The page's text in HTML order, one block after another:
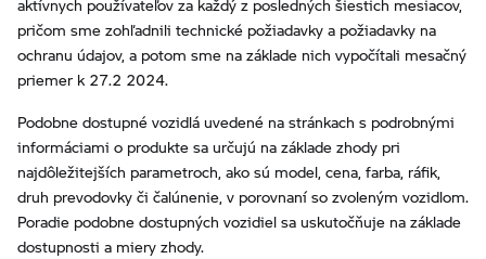
pričom sme zohľadnili technické požiadavky a požiadavky na
ochranu údajov, a potom sme na základe nich vypočítali mesačný
priemer k 27.2 2024.
Podobne dostupné vozidlá uvedené na stránkach s podrobnými
informáciami o produkte sa určujú na základe zhody pri
najdôležitejších parametroch, ako sú model, cena, farba, ráfik,
druh prevodovky či čalúnenie, v porovnaní so zvoleným vozidlom.
Poradie podobne dostupných vozidiel sa uskutočňuje na základe
dostupnosti a miery zhody.